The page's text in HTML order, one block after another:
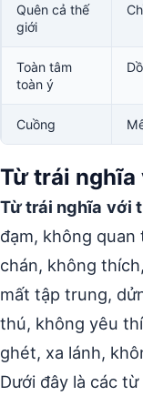
Quên cả thế
giới
Toàn tâm
toàn ý
Cuồng
Từ trái nghĩa
Từ trái nghĩa với
đạm, không
chán, không
mất tập trung,
thú, không yêu
ghét, xa lánh,
Dưới đây là các